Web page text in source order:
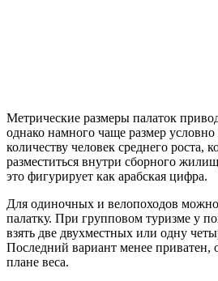
Метрические размеры палаток
однако намного чаще размер
количеству человек среднего роста,
разместиться внутри сборного
это фигурирует как арабская цифра.
Для одиночных и велопоходов
палатку. При групповом туризме у
взять две двухместных или одну
Последний вариант менее приватен,
плане веса.